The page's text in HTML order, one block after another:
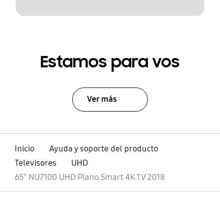
Estamos para vos
Ver más
Inicio
Ayuda y soporte del producto
Televisores
UHD
65" NU7100 UHD Plano Smart 4K TV 2018